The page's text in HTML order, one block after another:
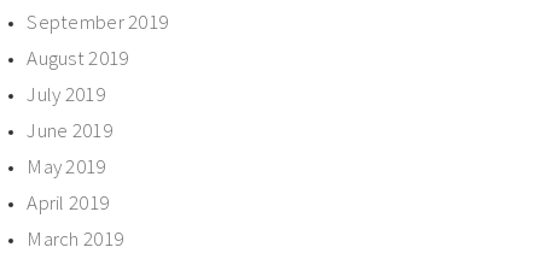
September 2019
August 2019
July 2019
June 2019
May 2019
April 2019
March 2019